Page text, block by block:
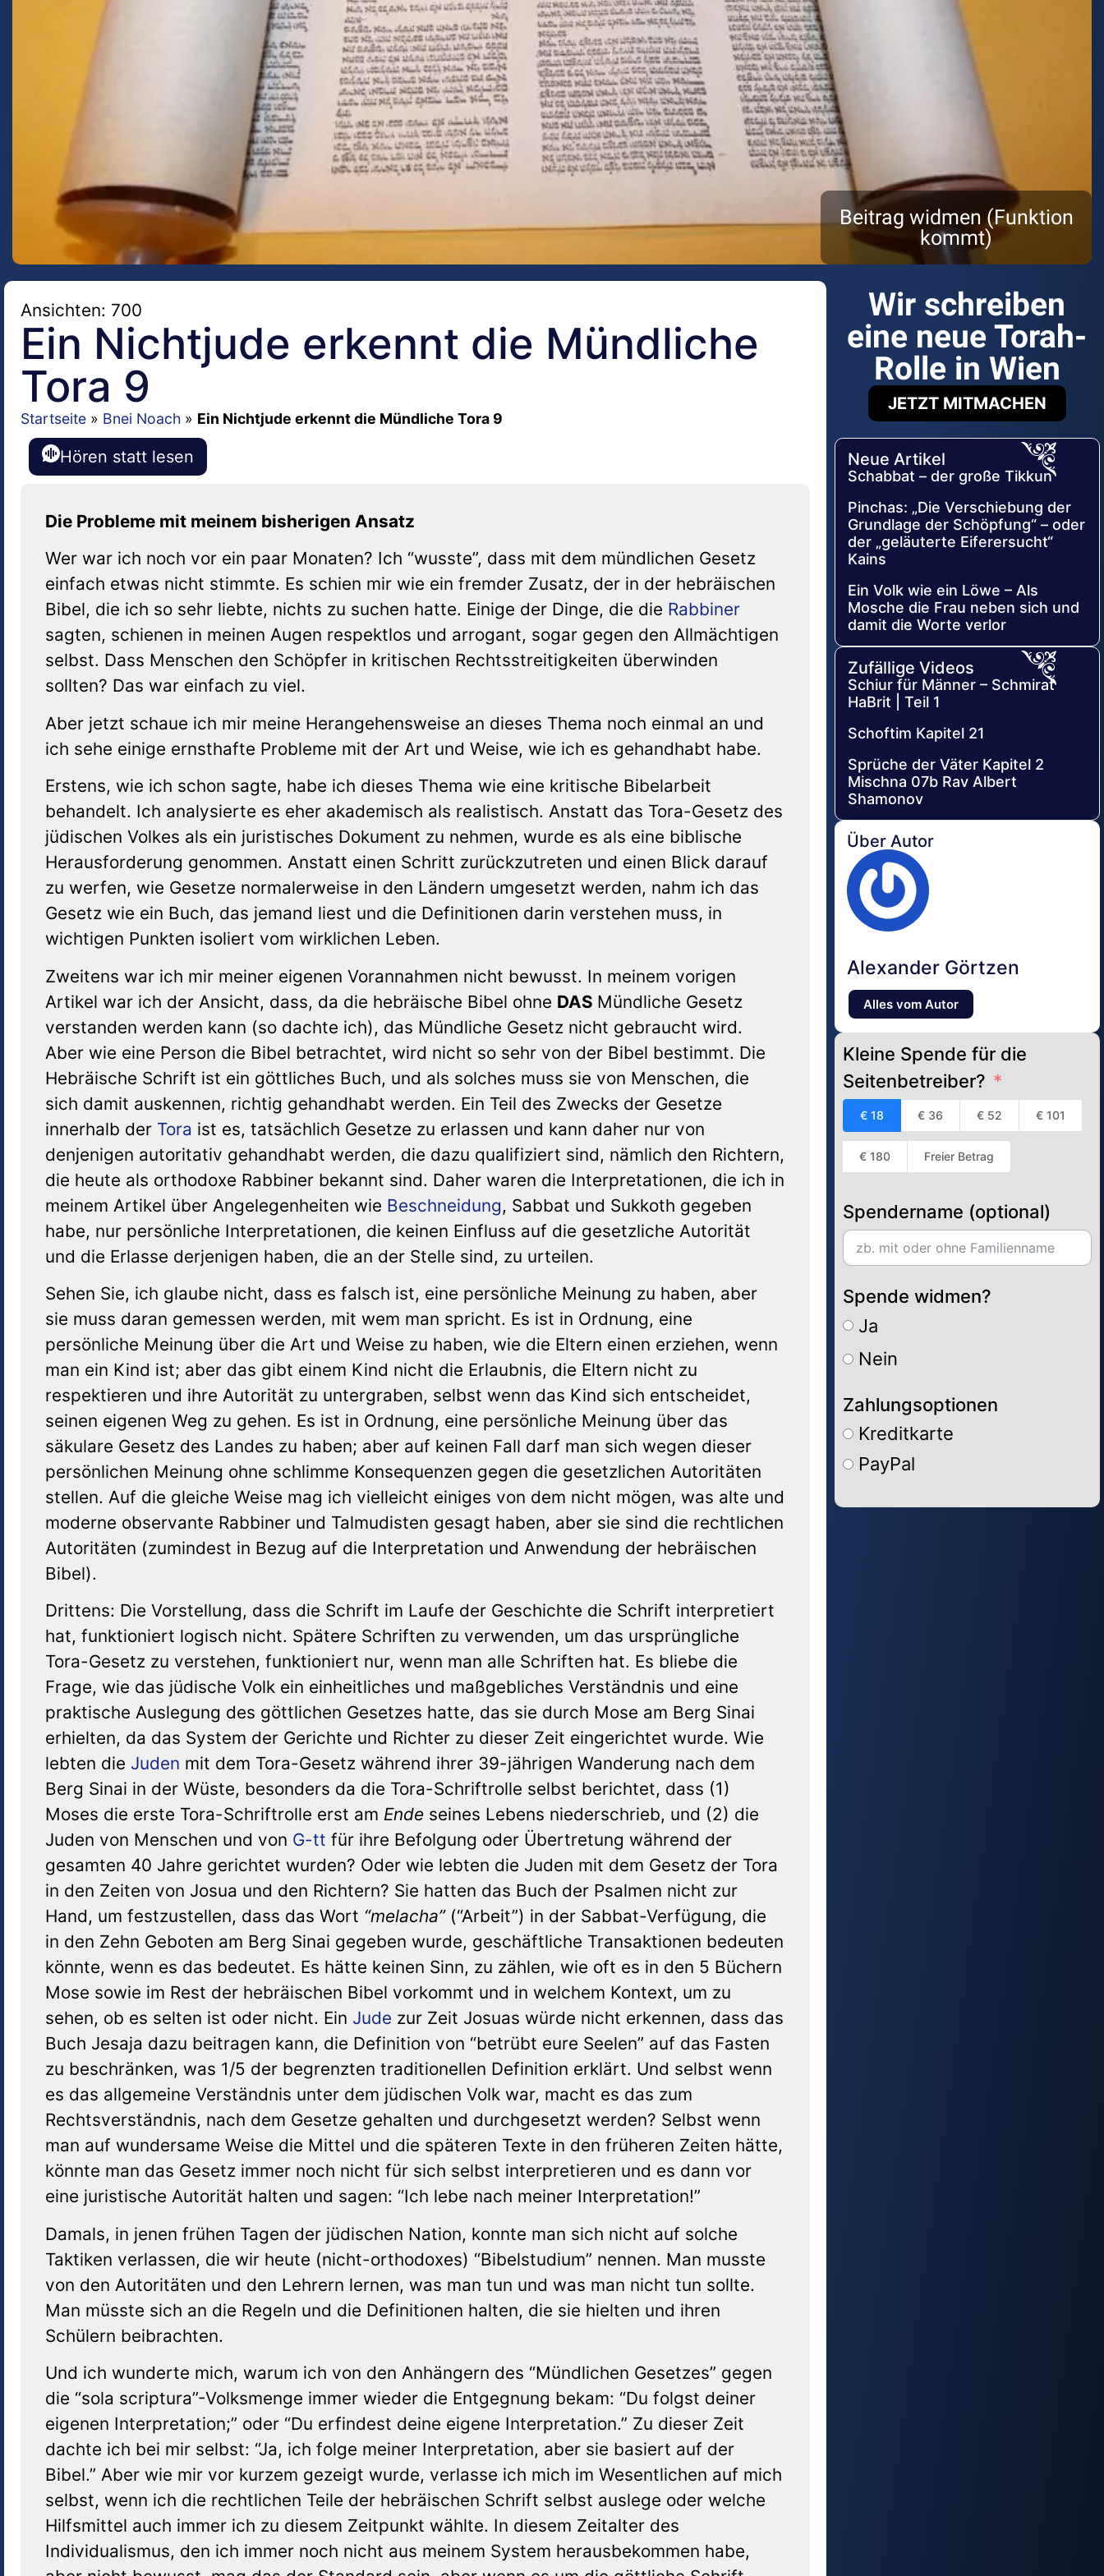
Beitrag widmen (Funktion
kommt)
Ansichten: 700
Ein Nichtjude erkennt die Mündliche
Tora 9
Startseite » Bnei Noach » Ein Nichtjude erkennt die Mündliche Tora 9
Hören statt lesen
Die Probleme mit meinem bisherigen Ansatz
Wer war ich noch vor ein paar Monaten? Ich “wusste”, dass mit dem mündlichen Gesetz
einfach etwas nicht stimmte. Es schien mir wie ein fremder Zusatz, der in der hebräischen
Bibel, die ich so sehr liebte, nichts zu suchen hatte. Einige der Dinge, die die Rabbiner
sagten, schienen in meinen Augen respektlos und arrogant, sogar gegen den Allmächtigen
selbst. Dass Menschen den Schöpfer in kritischen Rechtsstreitigkeiten überwinden
sollten? Das war einfach zu viel.
Aber jetzt schaue ich mir meine Herangehensweise an dieses Thema noch einmal an und
ich sehe einige ernsthafte Probleme mit der Art und Weise, wie ich es gehandhabt habe.
Erstens, wie ich schon sagte, habe ich dieses Thema wie eine kritische Bibelarbeit
behandelt. Ich analysierte es eher akademisch als realistisch. Anstatt das Tora-Gesetz des
jüdischen Volkes als ein juristisches Dokument zu nehmen, wurde es als eine biblische
Herausforderung genommen. Anstatt einen Schritt zurückzutreten und einen Blick darauf
zu werfen, wie Gesetze normalerweise in den Ländern umgesetzt werden, nahm ich das
Gesetz wie ein Buch, das jemand liest und die Definitionen darin verstehen muss, in
wichtigen Punkten isoliert vom wirklichen Leben.
Zweitens war ich mir meiner eigenen Vorannahmen nicht bewusst. In meinem vorigen
Artikel war ich der Ansicht, dass, da die hebräische Bibel ohne DAS Mündliche Gesetz
verstanden werden kann (so dachte ich), das Mündliche Gesetz nicht gebraucht wird.
Aber wie eine Person die Bibel betrachtet, wird nicht so sehr von der Bibel bestimmt. Die
Hebräische Schrift ist ein göttliches Buch, und als solches muss sie von Menschen, die
sich damit auskennen, richtig gehandhabt werden. Ein Teil des Zwecks der Gesetze
innerhalb der Tora ist es, tatsächlich Gesetze zu erlassen und kann daher nur von
denjenigen autoritativ gehandhabt werden, die dazu qualifiziert sind, nämlich den Richtern,
die heute als orthodoxe Rabbiner bekannt sind. Daher waren die Interpretationen, die ich in
meinem Artikel über Angelegenheiten wie Beschneidung, Sabbat und Sukkoth gegeben
habe, nur persönliche Interpretationen, die keinen Einfluss auf die gesetzliche Autorität
und die Erlasse derjenigen haben, die an der Stelle sind, zu urteilen.
Sehen Sie, ich glaube nicht, dass es falsch ist, eine persönliche Meinung zu haben, aber
sie muss daran gemessen werden, mit wem man spricht. Es ist in Ordnung, eine
persönliche Meinung über die Art und Weise zu haben, wie die Eltern einen erziehen, wenn
man ein Kind ist; aber das gibt einem Kind nicht die Erlaubnis, die Eltern nicht zu
respektieren und ihre Autorität zu untergraben, selbst wenn das Kind sich entscheidet,
seinen eigenen Weg zu gehen. Es ist in Ordnung, eine persönliche Meinung über das
säkulare Gesetz des Landes zu haben; aber auf keinen Fall darf man sich wegen dieser
persönlichen Meinung ohne schlimme Konsequenzen gegen die gesetzlichen Autoritäten
stellen. Auf die gleiche Weise mag ich vielleicht einiges von dem nicht mögen, was alte und
moderne observante Rabbiner und Talmudisten gesagt haben, aber sie sind die rechtlichen
Autoritäten (zumindest in Bezug auf die Interpretation und Anwendung der hebräischen
Bibel).
Drittens: Die Vorstellung, dass die Schrift im Laufe der Geschichte die Schrift interpretiert
hat, funktioniert logisch nicht. Spätere Schriften zu verwenden, um das ursprüngliche
Tora-Gesetz zu verstehen, funktioniert nur, wenn man alle Schriften hat. Es bliebe die
Frage, wie das jüdische Volk ein einheitliches und maßgebliches Verständnis und eine
praktische Auslegung des göttlichen Gesetzes hatte, das sie durch Mose am Berg Sinai
erhielten, da das System der Gerichte und Richter zu dieser Zeit eingerichtet wurde. Wie
lebten die Juden mit dem Tora-Gesetz während ihrer 39-jährigen Wanderung nach dem
Berg Sinai in der Wüste, besonders da die Tora-Schriftrolle selbst berichtet, dass (1)
Moses die erste Tora-Schriftrolle erst am Ende seines Lebens niederschrieb, und (2) die
Juden von Menschen und von G-tt für ihre Befolgung oder Übertretung während der
gesamten 40 Jahre gerichtet wurden? Oder wie lebten die Juden mit dem Gesetz der Tora
in den Zeiten von Josua und den Richtern? Sie hatten das Buch der Psalmen nicht zur
Hand, um festzustellen, dass das Wort “melacha” (“Arbeit”) in der Sabbat-Verfügung, die
in den Zehn Geboten am Berg Sinai gegeben wurde, geschäftliche Transaktionen bedeuten
könnte, wenn es das bedeutet. Es hätte keinen Sinn, zu zählen, wie oft es in den 5 Büchern
Mose sowie im Rest der hebräischen Bibel vorkommt und in welchem Kontext, um zu
sehen, ob es selten ist oder nicht. Ein Jude zur Zeit Josuas würde nicht erkennen, dass das
Buch Jesaja dazu beitragen kann, die Definition von “betrübt eure Seelen” auf das Fasten
zu beschränken, was 1/5 der begrenzten traditionellen Definition erklärt. Und selbst wenn
es das allgemeine Verständnis unter dem jüdischen Volk war, macht es das zum
Rechtsverständnis, nach dem Gesetze gehalten und durchgesetzt werden? Selbst wenn
man auf wundersame Weise die Mittel und die späteren Texte in den früheren Zeiten hätte,
könnte man das Gesetz immer noch nicht für sich selbst interpretieren und es dann vor
eine juristische Autorität halten und sagen: “Ich lebe nach meiner Interpretation!”
Damals, in jenen frühen Tagen der jüdischen Nation, konnte man sich nicht auf solche
Taktiken verlassen, die wir heute (nicht-orthodoxes) “Bibelstudium” nennen. Man musste
von den Autoritäten und den Lehrern lernen, was man tun und was man nicht tun sollte.
Man müsste sich an die Regeln und die Definitionen halten, die sie hielten und ihren
Schülern beibrachten.
Und ich wunderte mich, warum ich von den Anhängern des “Mündlichen Gesetzes” gegen
die “sola scriptura”-Volksmenge immer wieder die Entgegnung bekam: “Du folgst deiner
eigenen Interpretation;” oder “Du erfindest deine eigene Interpretation.” Zu dieser Zeit
dachte ich bei mir selbst: “Ja, ich folge meiner Interpretation, aber sie basiert auf der
Bibel.” Aber wie mir vor kurzem gezeigt wurde, verlasse ich mich im Wesentlichen auf mich
selbst, wenn ich die rechtlichen Teile der hebräischen Schrift selbst auslege oder welche
Hilfsmittel auch immer ich zu diesem Zeitpunkt wählte. In diesem Zeitalter des
Individualismus, den ich immer noch nicht aus meinem System herausbekommen habe,
Wir schreiben
eine neue Torah-
Rolle in Wien
JETZT MITMACHEN
Neue Artikel
Schabbat – der große Tikkun
Pinchas: „Die Verschiebung der
Grundlage der Schöpfung“ – oder
der „geläuterte Eiferersucht“
Kains
Ein Volk wie ein Löwe – Als
Mosche die Frau neben sich und
damit die Worte verlor
Zufällige Videos
Schiur für Männer – Schmirat
HaBrit | Teil 1
Schoftim Kapitel 21
Sprüche der Väter Kapitel 2
Mischna 07b Rav Albert
Shamonov
Über Autor
Alexander Görtzen
Alles vom Autor
Kleine Spende für die
Seitenbetreiber?
€ 18 € 36 € 52 € 101
€ 180 Freier Betrag
Spendername (optional)
Spende widmen?
Ja
Nein
Zahlungsoptionen
Kreditkarte
PayPal
Alternative: